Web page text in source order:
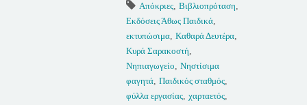
Απόκριες, Βιβλιοπρόταση,
Εκδόσεις Άθως Παιδικά,
εκτυπώσιμα, Καθαρά Δευτέρα,
Κυρά Σαρακοστή,
Νηπιαγωγείο, Νηστίσιμα
φαγητά, Παιδικός σταθμός,
φύλλα εργασίας, χαρταετός,